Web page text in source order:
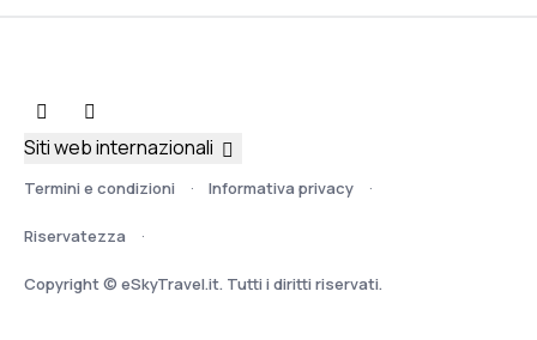
Termini e condizioni Informativa privacy
Riservatezza
Copyright © eSkyTravel.it. Tutti i diritti riservati.
Siti web internazionali